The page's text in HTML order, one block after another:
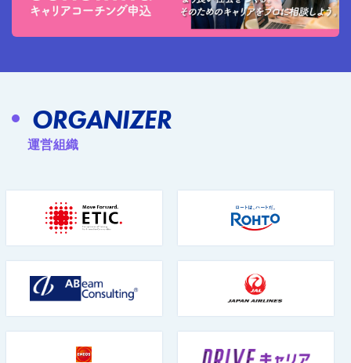
ORGANIZER
運営組織